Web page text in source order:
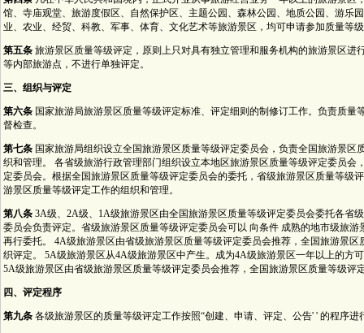
馆、寺庙观堂、旅游度假区、自然保护区、主题公园、森林公园、地质公园、游乐
业、农业、经贸、科教、军事、体育、文化艺术等旅游景区，均可申请参加质量等
第五条 旅游景区质量等级评定，原则上只对具有独立管理和服务机构的旅游景区进
等内部旅游点，不进行单独评定。
三、组织与评定
第六条 国家旅游局旅游景区质量等级评定标准、评定细则的制修订工作。负责质量
督检查。
第七条 国家旅游局组织设立全国旅游景区质量等级评定委员会，负责全国旅游景区
织和管理。 各省级旅游行政管理部门组织设立本地区旅游景区质量等级评定委员会
定委员会。根据全国旅游景区质量等级评定委员会的委托，省级旅游景区质量等级
游景区质量等级评定工作的组织和管理。
第八条 3A级、2A级、1A级旅游景区由全国旅游景区质量等级评定委员会委托各省
委员会负责评定。省级旅游景区质量等级评定委员会可以 向条件 成熟的地市级旅游
再行委托。 4A级旅游景区由省级旅游景区质量等级评定委员会推荐，全国旅游景区
织评定。 5A级旅游景区从4A级旅游景区中产生。成为4A级旅游景区一年以上的方
5A级旅游景区由省级旅游景区质量等级评定委员会推荐，全国旅游景区质量等级评
四、评定程序
第九条 各级旅游景区的质量等级评定工作按照“创建、申请、评定、公告' ' 的程序进